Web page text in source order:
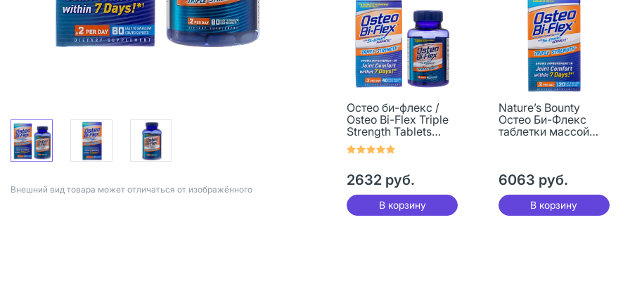
Bнешний вид товара может отличаться от изображённого
Остео би-флекс /
Osteo Bi-Flex Triple
Strength Tablets
таблетки массой
1680 мг 40 шт
2632 руб.
В корзину
Nature’s Bounty
Остео Би-Флекс
таблетки массой
6063 руб.
В корзину